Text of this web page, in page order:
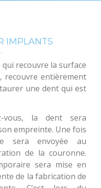
IMPLANTS
recouvre la surface
recouvre entièrement
une dent qui est
vous, la dent sera
empreinte. Une fois
sera envoyée au
de la couronne.
sera mise en
de la fabrication de